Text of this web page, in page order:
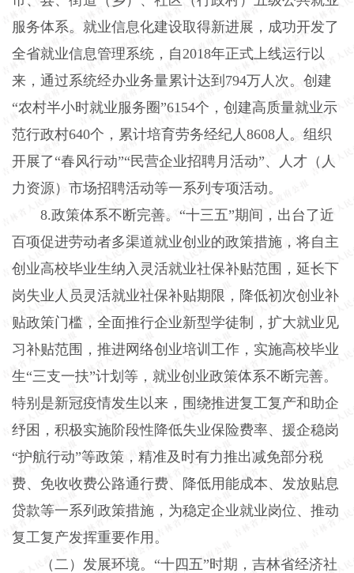
服务体系。就业信息化建设取得新进展，成功开发了
全省就业信息管理系统，自2018年正式上线运行以
来，通过系统经办业务量累计达到794万人次。创建
“农村半小时就业服务圈”6154个，创建高质量就业示
范行政村640个，累计培育劳务经纪人8608人。组织
开展了“春风行动”“民营企业招聘月活动”、人才（人
力资源）市场招聘活动等一系列专项活动。
8.政策体系不断完善。“十三五”期间，出台了近
百项促进劳动者多渠道就业创业的政策措施，将自主
创业高校毕业生纳入灵活就业社保补贴范围，延长下
岗失业人员灵活就业社保补贴期限，降低初次创业补
贴政策门槛，全面推行企业新型学徒制，扩大就业见
习补贴范围，推进网络创业培训工作，实施高校毕业
生“三支一扶”计划等，就业创业政策体系不断完善。
特别是新冠疫情发生以来，围绕推进复工复产和助企
纾困，积极实施阶段性降低失业保险费率、援企稳岗
“护航行动”等政策，精准及时有力推出减免部分税
费、免收收费公路通行费、降低用能成本、发放贴息
贷款等一系列政策措施，为稳定企业就业岗位、推动
复工复产发挥重要作用。
（二）发展环境。“十四五”时期，吉林省经济社